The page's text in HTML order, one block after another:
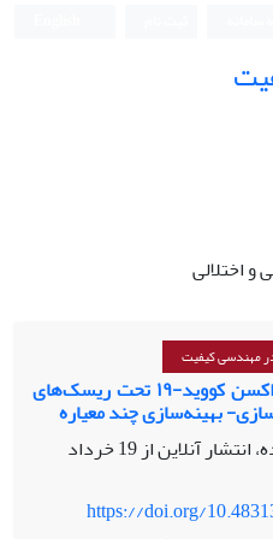
اختلالی
مهندسی کیفیت
مدل‌سازی زنجیره تأمین سرد واکسن کووید-۱۹ تحت ریسک‌های
بهینه‌سازی چند معیاره
انتشار آنلاین از
19 خرداد
https://doi.org/